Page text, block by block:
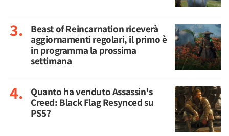
Beast of Reincarnation riceverà
aggiornamenti regolari, il primo è
in programma la prossima
settimana
Quanto ha venduto Assassin's
Creed: Black Flag Resynced su
PS5?